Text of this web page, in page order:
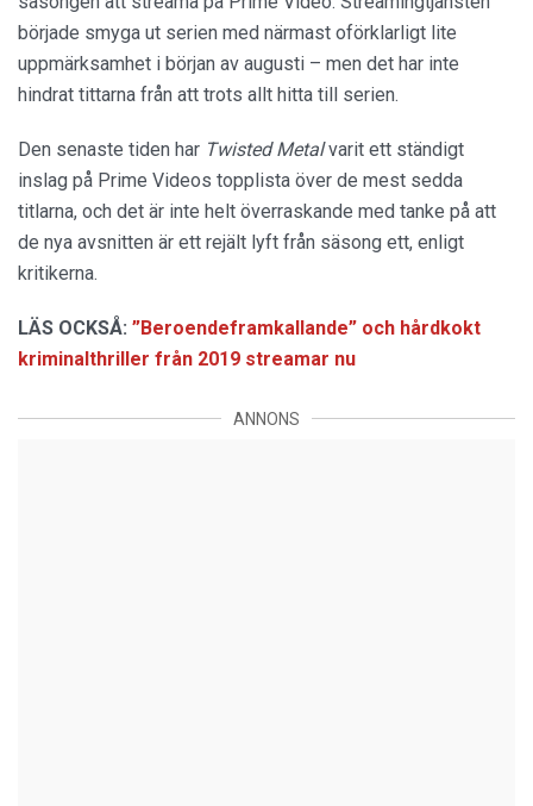
började smyga ut serien med närmast oförklarligt lite
uppmärksamhet i början av augusti – men det har inte
hindrat tittarna från att trots allt hitta till serien.
Den senaste tiden har Twisted Metalvarit ett ständigt
inslag på Prime Videos topplista över de mest sedda
titlarna, och det är inte helt överraskande med tanke på att
de nya avsnitten är ett rejält lyft från säsong ett, enligt
kritikerna.
LÄS OCKSÅ: ”Beroendeframkallande” och hårdkokt
kriminalthriller från 2019 streamar nu
ANNONS